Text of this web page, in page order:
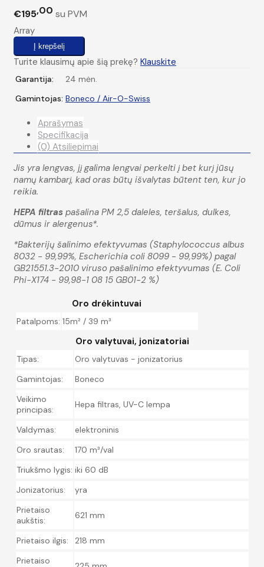
€195 00 su PVM
Array
Turite klausimų apie šią prekę? Klauskite
Garantija:
24 mėn.
Gamintojas: Boneco / Air-O-Swiss
Aprašymas
Specifikacija
(0) Atsiliepimai
Jis yra lengvas, jį galima lengvai perkelti į bet kurį jūsų
namų kambarį, kad oras būtų išvalytas būtent ten, kur jo
reikia.
HEPA filtras pašalina PM 2,5 daleles, teršalus, dulkes,
dūmus ir alergenus*.
*Bakterijų šalinimo efektyvumas (Staphylococcus albus
8032 - 99,99%, Escherichia coli 8099 - 99,99%) pagal
GB21551.3-2010 viruso pašalinimo efektyvumas (E. Coli
Phi-X174 - 99,98-1 08 15 GB01-2 %)
Oro drėkintuvai
Patalpoms: 15m² / 39 m³
Oro valytuvai, jonizatoriai
Tipas:
Oro valytuvas - jonizatorius
Gamintojas:
Boneco
Veikimo
principas:
Hepa filtras, UV-C lempa
Valdymas:
elektroninis
Oro srautas:
170 m³/val
Triukšmo lygis: iki 60 dB
Jonizatorius:
yra
Prietaiso
aukštis:
621 mm
Prietaiso ilgis:
218 mm
Prietaiso